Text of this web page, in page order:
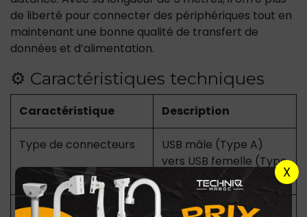
X
de liberté pour connecter des périphériques tout en
maintenant une bonne qualité de transfert de
données et d’alimentation.
⚙️ Caractéristiques techniques
Caractéristique Description
Type de connecteurs
USB mâle (Type A)
vers USB femelle (Type
Longueur 5 mètres